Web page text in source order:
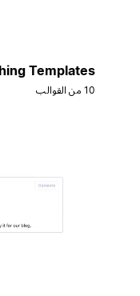
Templates